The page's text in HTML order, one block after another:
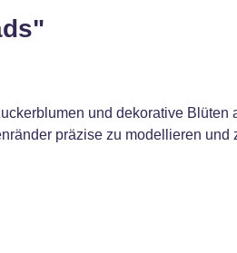
und dekorative
präzise zu modellieren und